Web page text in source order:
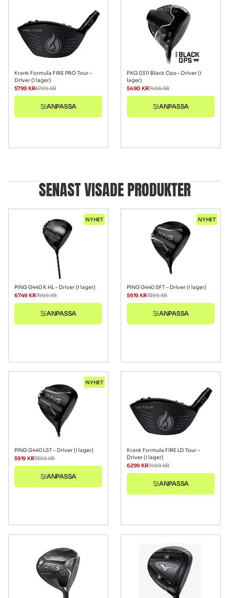
Krank Formula FIRE PRO Tour –
Driver (i lager)
6799KR
5799KR
ANPASSA
PXG 0311 Black Ops – Driver (i
lager)
7495KR
5490 KR
ANPASSA
SENAST VISADE PRODUKTER
NYHET
PING G440 K HL – Driver (i lager)
7999KR
6749KR
ANPASSA
NYHET
PING G440 SFT – Driver (i lager)
7399KR
5919KR
ANPASSA
NYHET
PING G440 LST – Driver (i lager)
7399KR
5919KR
ANPASSA
Krank Formula FIRE LD Tour –
Driver (i lager)
7499KR
6299KR
ANPASSA